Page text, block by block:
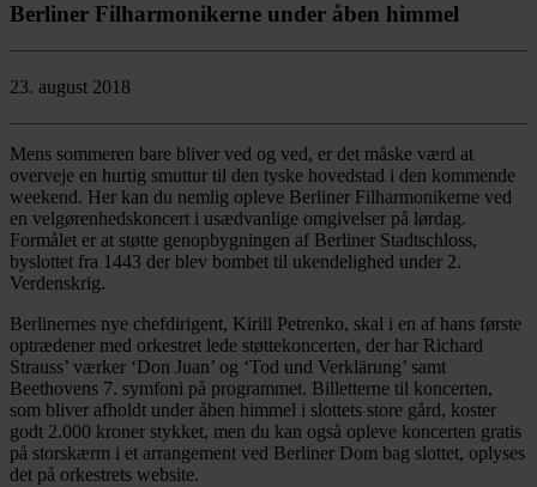
Berliner Filharmonikerne under åben himmel
23. august 2018
Mens sommeren bare bliver ved og ved, er det måske værd at
overveje en hurtig smuttur til den tyske hovedstad i den kommende
weekend. Her kan du nemlig opleve Berliner Filharmonikerne ved
en velgørenhedskoncert i usædvanlige omgivelser på lørdag.
Formålet er at støtte genopbygningen af Berliner Stadtschloss,
byslottet fra 1443 der blev bombet til ukendelighed under 2.
Verdenskrig.
Berlinernes nye chefdirigent, Kirill Petrenko, skal i en af hans første
optrædener med orkestret lede støttekoncerten, der har Richard
Strauss’ værker ‘Don Juan’ og ‘Tod und Verklärung’ samt
Beethovens 7. symfoni på programmet. Billetterne til koncerten,
som bliver afholdt under åben himmel i slottets store gård, koster
godt 2.000 kroner stykket, men du kan også opleve koncerten gratis
på storskærm i et arrangement ved Berliner Dom bag slottet, oplyses
det på orkestrets website.